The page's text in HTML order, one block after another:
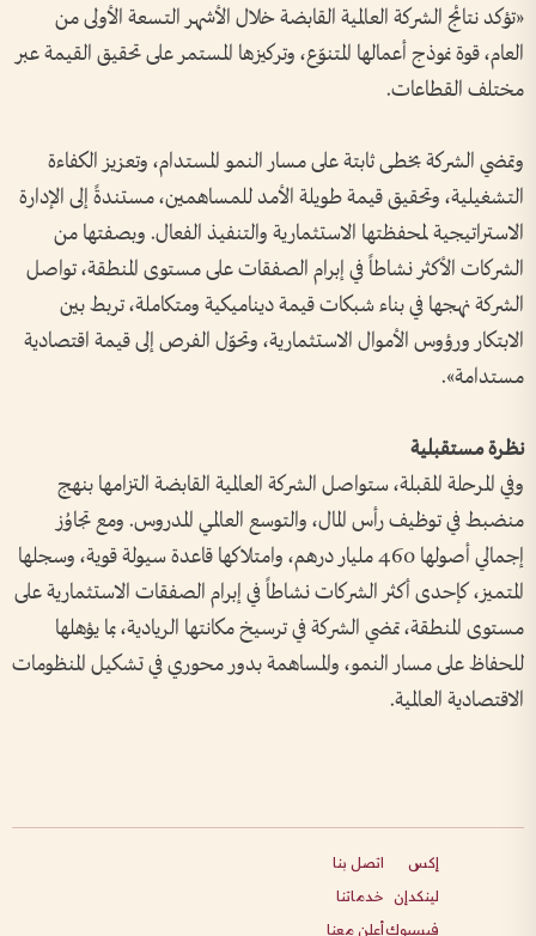
«تؤكد نتائج الشركة العالمية القابضة خلال الأشهر التسعة الأولى من
العام، قوة نموذج أعمالها المتنوّع، وتركيزها المستمر على تحقيق القيمة عبر
مختلف القطاعات.
وتمضي الشركة بخطى ثابتة على مسار النمو المستدام، وتعزيز الكفاءة
التشغيلية، وتحقيق قيمة طويلة الأمد للمساهمين، مستندةً إلى الإدارة
الاستراتيجية لمحفظتها الاستثمارية والتنفيذ الفعال. وبصفتها من
الشركات الأكثر نشاطاً في إبرام الصفقات على مستوى المنطقة، تواصل
الشركة نهجها في بناء شبكات قيمة ديناميكية ومتكاملة، تربط بين
الابتكار ورؤوس الأموال الاستثمارية، وتحوّل الفرص إلى قيمة اقتصادية
مستدامة».
نظرة مستقبلية
وفي المرحلة المقبلة، ستواصل الشركة العالمية القابضة التزامها بنهج
منضبط في توظيف رأس المال، والتوسع العالمي المدروس. ومع تجاوُز
إجمالي أصولها 460 مليار درهم، وامتلاكها قاعدة سيولة قوية، وسجلها
المتميز، كإحدى أكثر الشركات نشاطاً في إبرام الصفقات الاستثمارية على
مستوى المنطقة، تمضي الشركة في ترسيخ مكانتها الريادية، بما يؤهلها
للحفاظ على مسار النمو، والمساهمة بدور محوري في تشكيل المنظومات
الاقتصادية العالمية.
إكس
لينكدإن
فيسبوك
اتصل بنا
خدماتنا
أعلن معنا